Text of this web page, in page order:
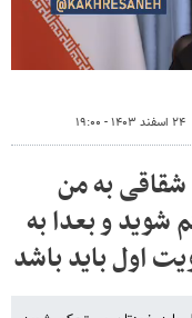
۲۴ اسفند ۱۴۰۳ - ۱۹:۰۰
به من
و بعدا به
اول باید باشد